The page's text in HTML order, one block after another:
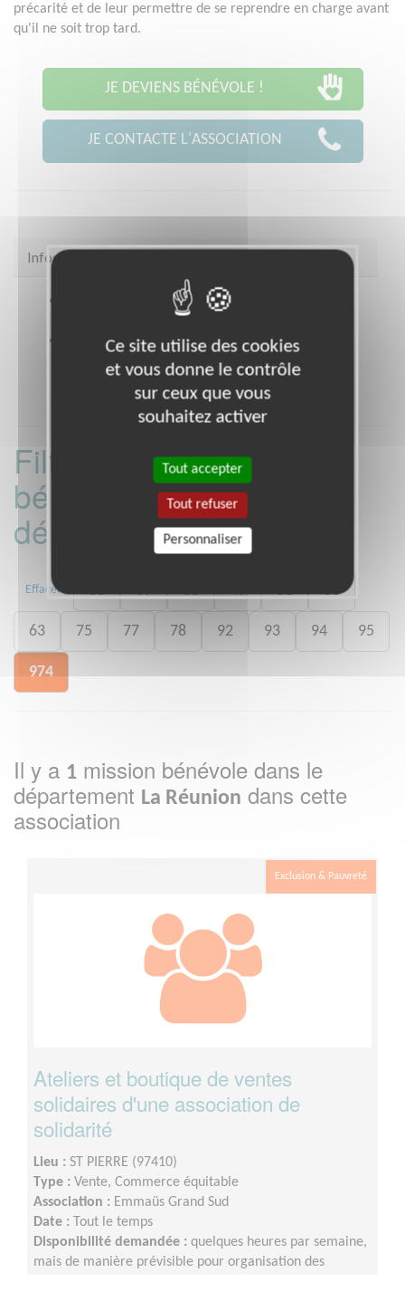
précarité et de leur permettre de se reprendre en charge avant
qu'il ne soit trop tard.
JE DEVIENS BÉNÉVOLE !
JE CONTACTE L'ASSOCIATION
Infos pratiques
11 rue des anciennes mairies
Heures d'ouverture
le lundi et le jeudi matin de 9h30 a 12h30
Filtrer les missions
bénévoles par
département :
Effacer 06 09 38 49 51 56
63 75 77 78 92 93 94 95
974
Il y a 1 mission bénévole dans le
département La Réunion dans cette
association
Exclusion & Pauvreté
Ateliers et boutique de ventes
solidaires d'une association de
solidarité
Lieu : ST PIERRE (97410)
Type : Vente, Commerce équitable
Association : Emmaüs Grand Sud
Date :
Tout le temps
Disponibilité demandée : quelques heures par semaine,
mais de manière prévisible pour organisation des
Ce site utilise des cookies
et vous donne le contrôle
sur ceux que vous
souhaitez activer
Tout accepter
Tout refuser
Personnaliser